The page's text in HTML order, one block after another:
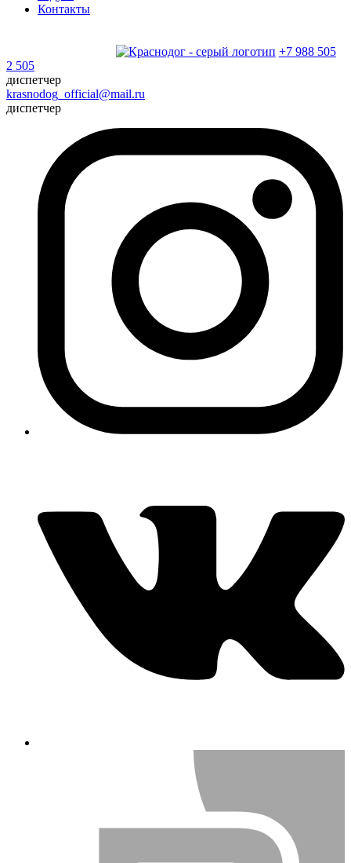
Контакты
+7 988 505
2 505
диспетчер
krasnodog_official@mail.ru
диспетчер